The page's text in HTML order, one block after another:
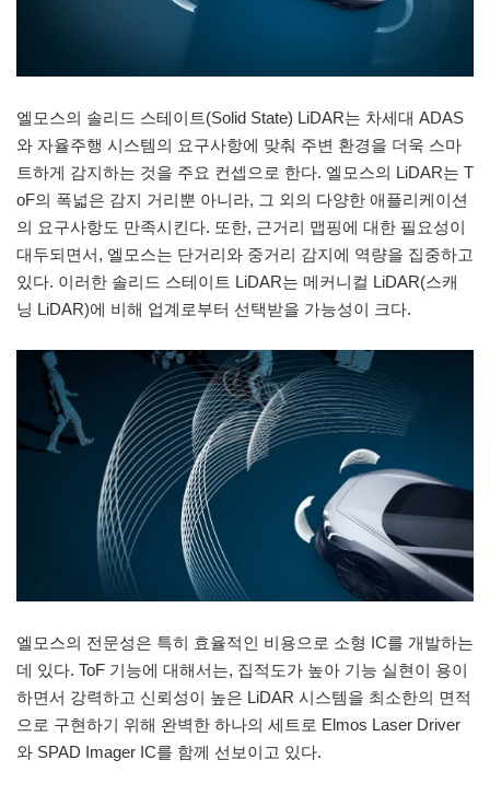
엘모스의 솔리드 스테이트(Solid State) LiDAR는 차세대 ADAS
와 자율주행 시스템의 요구사항에 맞춰 주변 환경을 더욱 스마
트하게 감지하는 것을 주요 컨셉으로 한다. 엘모스의 LiDAR는 T
oF의 폭넓은 감지 거리뿐 아니라, 그 외의 다양한 애플리케이션
의 요구사항도 만족시킨다. 또한, 근거리 맵핑에 대한 필요성이
대두되면서, 엘모스는 단거리와 중거리 감지에 역량을 집중하고
있다. 이러한 솔리드 스테이트 LiDAR는 메커니컬 LiDAR(스캐
닝 LiDAR)에 비해 업계로부터 선택받을 가능성이 크다.
엘모스의 전문성은 특히 효율적인 비용으로 소형 IC를 개발하는
데 있다. ToF 기능에 대해서는, 집적도가 높아 기능 실현이 용이
하면서 강력하고 신뢰성이 높은 LiDAR 시스템을 최소한의 면적
으로 구현하기 위해 완벽한 하나의 세트로 Elmos Laser Driver
와 SPAD Imager IC를 함께 선보이고 있다.